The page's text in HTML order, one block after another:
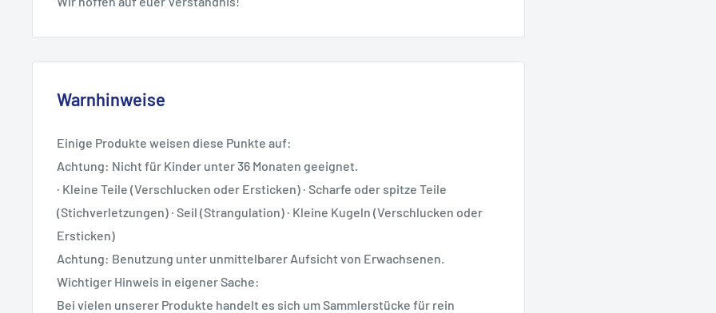
Warnhinweise
Einige Produkte weisen diese Punkte auf:
Achtung: Nicht für Kinder unter 36 Monaten geeignet.
· Kleine Teile (Verschlucken oder Ersticken) · Scharfe oder spitze Teile
(Stichverletzungen) · Seil (Strangulation) · Kleine Kugeln (Verschlucken oder
Ersticken)
Achtung: Benutzung unter unmittelbarer Aufsicht von Erwachsenen.
Wichtiger Hinweis in eigener Sache:
Bei vielen unserer Produkte handelt es sich um Sammlerstücke für rein